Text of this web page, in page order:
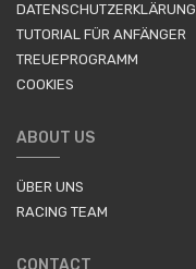
DATENSCHUTZERKLÄRUNG
TUTORIAL FÜR ANFÄNGER
TREUEPROGRAMM
COOKIES
ABOUT US
ÜBER UNS
RACING TEAM
CONTACT